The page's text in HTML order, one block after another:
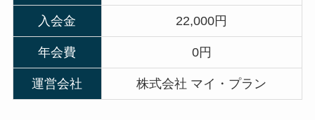
入会金 22,000円
年会費 0円
運営会社 株式会社 マイ・プラン